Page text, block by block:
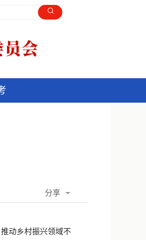
分享
新浪微博
动乡村振兴领域不